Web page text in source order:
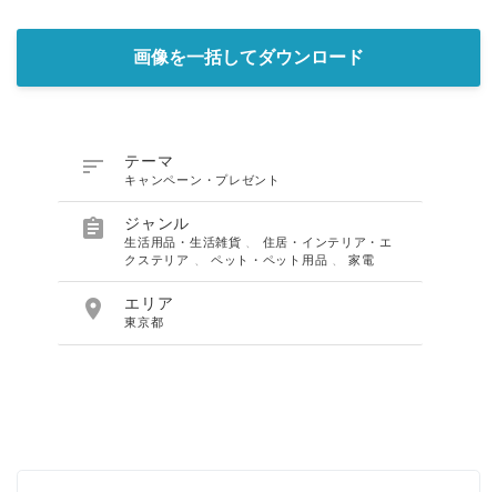
画像を一括してダウンロード
 テーマ
キャンペーン・プレゼント
 ジャンル
生活用品・生活雑貨
住居・インテリア・エ
クステリア
ペット・ペット用品 、家電
 エリア
東京都